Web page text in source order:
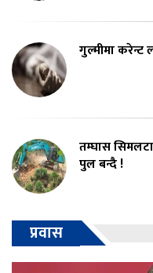
गुल्मीमा करेन्ट
तम्घास
पुल बन्दै !
प्रवास